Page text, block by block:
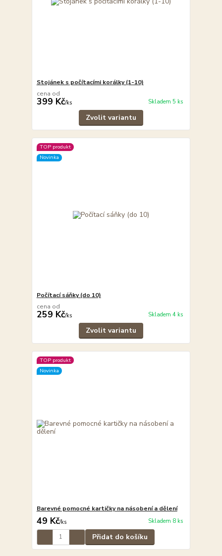
Stojánek s počítacími korálky (1-10)
cena od
399 Kč/ks Skladem 5 ks
Zvolit variantu
TOP produkt
Novinka
Počítací sáňky (do 10)
cena od
259 Kč/ks Skladem 4 ks
Zvolit variantu
TOP produkt
Novinka
Barevné pomocné kartičky na násobení a dělení
49 Kč/ks Skladem 8 ks
Přidat do košíku